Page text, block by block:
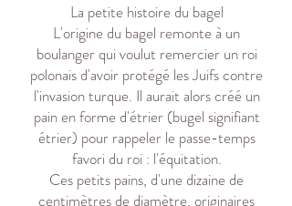
La petite histoire du bagel
L'origine du bagel remonte à un
boulanger qui voulut remercier un roi
polonais d'avoir protégé les Juifs contre
l'invasion turque. Il aurait alors créé un
pain en forme d'étrier (bugel signifiant
étrier) pour rappeler le passe-temps
favori du roi : l'équitation.
Ces petits pains, d'une dizaine de
centimètres de diamètre, originaires